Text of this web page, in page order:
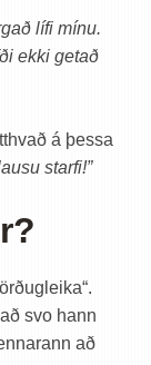
lífi mínu.
ekki getað
á þessa
starfi!”
svo hann
að